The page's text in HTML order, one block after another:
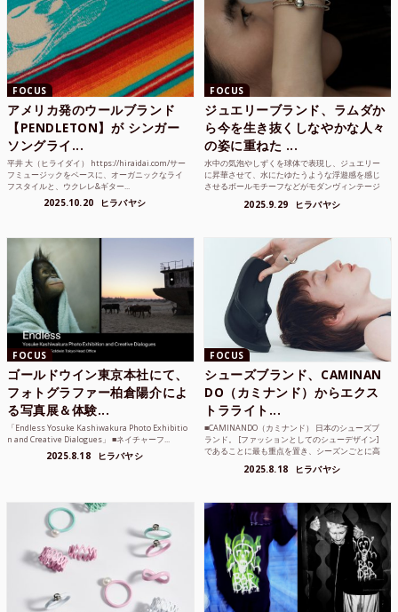
FOCUS
アメリカ発のウールブランド
【PENDLETON】が シンガー
ソングライ...
平井 大（ヒライダイ） https://hiraidai.com/サー
フミュージックをベースに、オーガニックなライ
フスタイルと、ウクレレ&ギター...
2025.10.20 ヒラバヤシ
FOCUS
ジュエリーブランド、ラムダか
ら今を生き抜くしなやかな人々
の姿に重ねた ...
水中の気泡やしずくを球体で表現し、ジュエリー
に昇華させて、水にたゆたうような浮遊感を感じ
させるボールモチーフなどがモダンヴィンテージ
2025.9.29 ヒラバヤシ
FOCUS
ゴールドウイン東京本社にて、
フォトグラファー柏倉陽介によ
る写真展＆体験...
「Endless Yosuke Kashiwakura Photo Exhibitio
n and Creative Dialogues」 ■ネイチャーフ...
2025.8.18 ヒラバヤシ
FOCUS
シューズブランド、CAMINAN
DO（カミナンド）からエクス
トラライト...
■CAMINANDO（カミナンド） 日本のシューズブ
ランド。 [ファッションとしてのシューデザイン]
であることに最も重点を置き、シーズンごとに高
2025.8.18 ヒラバヤシ